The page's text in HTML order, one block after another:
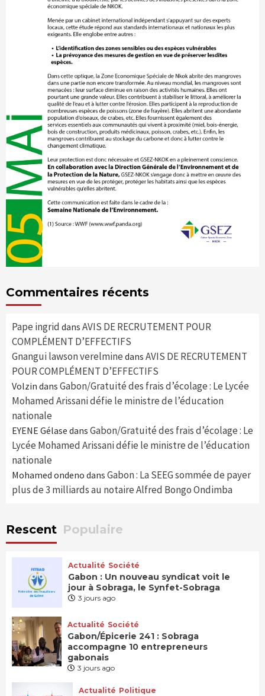
Commentaires récents
Pape ingrid dans AVIS DE RECRUTEMENT POUR
COMPLÉMENT D’EFFECTIFS
Gnangui lawson verelmine dans AVIS DE RECRUTEMENT
POUR COMPLÉMENT D’EFFECTIFS
Volzin dans Gabon/Gratuité des frais d’écolage : Le Lycée
Mohamed Arissani défie le ministre de l’éducation
nationale
EYENE Gélase dans Gabon/Gratuité des frais d’écolage : Le
Lycée Mohamed Arissani défie le ministre de l’éducation
nationale
Mohamed ondeno dans Gabon : La SEEG sommée de payer
plus de 3 milliards au notaire Alfred Bongo Ondimba
Rescent Populaire
Actualité Société
Gabon : Un nouveau syndicat voit le
jour à Sobraga, le Synfet-Sobraga
3 jours ago
Actualité Société
Gabon/Épicerie 241 : Sobraga
accompagne 10 entrepreneurs
gabonais
3 jours ago
Actualité Politique